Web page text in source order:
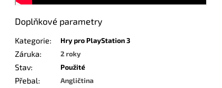
Doplňkové parametry
Kategorie: Hry pro PlayStation 3
Záruka: 2 roky
Stav: Použité
Přebal: Angličtina